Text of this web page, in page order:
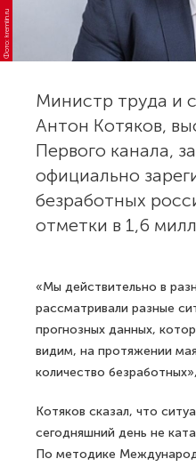
Фото: kremlin.ru
Министр труда и
Антон Котяков,
Первого канала,
официально
безработных
отметки в 1,6
«Мы действительно в
рассматривали разные
прогнозных данных,
видим, на протяжении
количество
Котяков сказал, что
сегодняшний день не
По методике